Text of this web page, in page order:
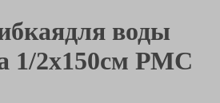
воды
1/2х150см РМС